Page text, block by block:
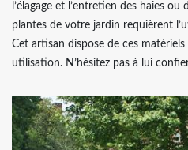
l’élagage et l’entretien des haies ou
plantes de votre jardin requièrent
Cet artisan dispose de ces
utilisation. N’hésitez pas à lui